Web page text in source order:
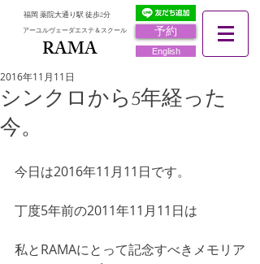
予約
福岡 薬院大通り駅 徒歩2分
アーユルヴェーダエステ＆スクール
RAMA English
シンクロから5年経った
今。
2016年11月11日
今日は2016年11月11日です。
丁度5年前の2011年11月11日は
私とRAMAにとって記念すべきメモリア